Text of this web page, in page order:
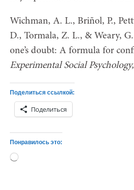
Wichman, A. L., Briñol, P.,
D., Tormala, Z. L., & Weary,
one’s doubt: A formula for
Experimental Social
Поделиться ссылкой:
Поделиться
Понравилось это:
Загрузка…